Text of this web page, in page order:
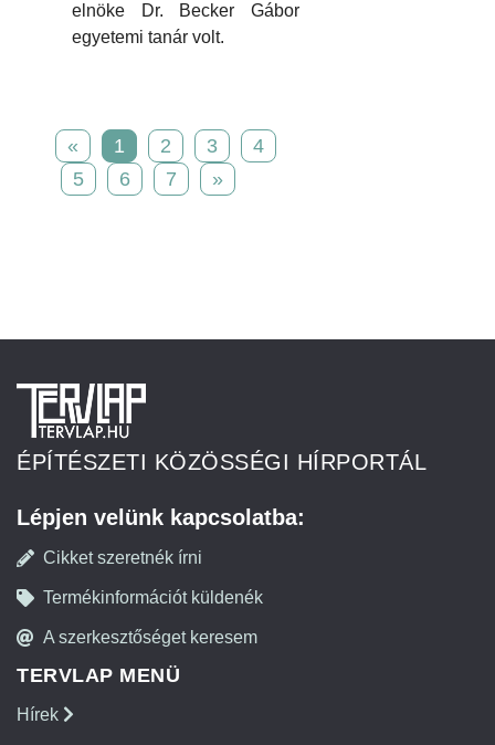
elnöke Dr. Becker Gábor
egyetemi tanár volt.
« 1 2 3
4
5
6 7 »
ÉPÍTÉSZETI KÖZÖSSÉGI HÍRPORTÁL
Lépjen velünk kapcsolatba:
Cikket szeretnék írni
Termékinformációt küldenék
A szerkesztőséget keresem
TERVLAP MENÜ
Hírek